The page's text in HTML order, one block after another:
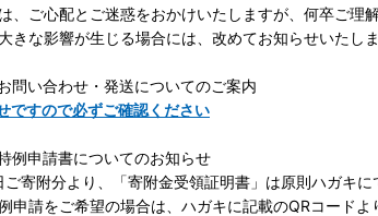
、ご心配とご迷惑をおかけいたしますが、何卒ご理
きな影響が生じる場合には、改めてお知らせいたしま
問い合わせ・発送についてのご案内
ですので必ずご確認ください
例申請書についてのお知らせ
寄附分より、「寄附金受領証明書」は原則ハガキに
申請をご希望の場合は、ハガキに記載のQRコード